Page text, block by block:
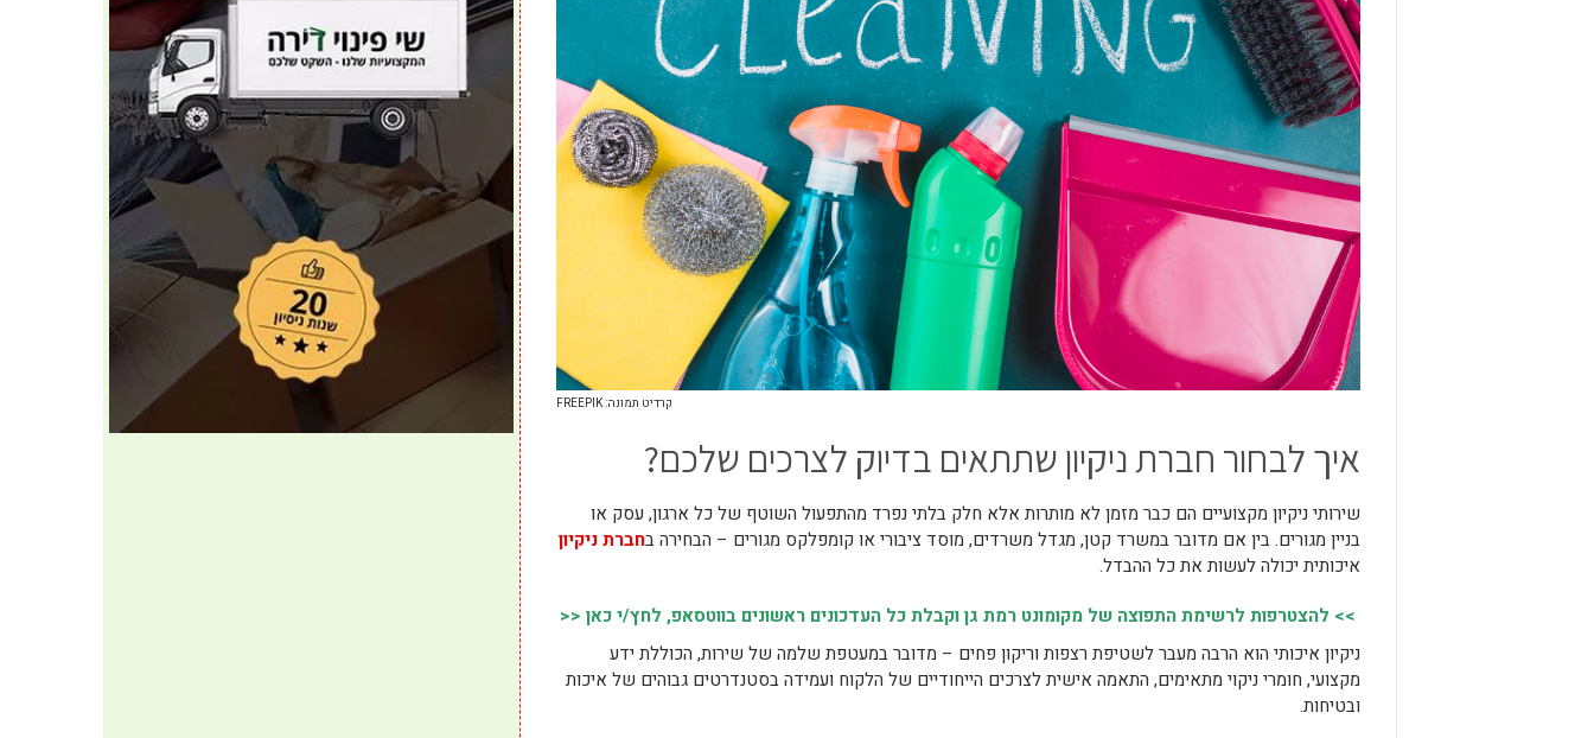
קרדיט תמונה: FREEPIK
איך לבחור חברת ניקיון שתתאים בדיוק לצרכים שלכם?
שירותי ניקיון מקצועיים הם כבר מזמן לא מותרות אלא חלק בלתי נפרד מהתפעול השוטף של כל ארגון, עסק או
בניין מגורים. בין אם מדובר במשרד קטן, מגדל משרדים, מוסד ציבורי או קומפלקס מגורים – הבחירה בחברת ניקיון
איכותית יכולה לעשות את כל ההבדל.
>> להצטרפות לרשימת התפוצה של מקומונט רמת גן וקבלת כל העדכונים ראשונים בווטסאפ, לחץ/י כאן <<
ניקיון איכותי הוא הרבה מעבר לשטיפת רצפות וריקון פחים – מדובר במעטפת שלמה של שירות, הכוללת ידע
מקצועי, חומרי ניקוי מתאימים, התאמה אישית לצרכים הייחודיים של הלקוח ועמידה בסטנדרטים גבוהים של איכות
ובטיחות.